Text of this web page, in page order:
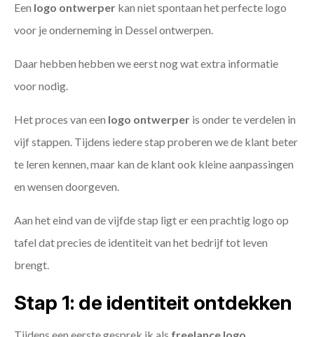
Een logo ontwerper kan niet spontaan het perfecte logo
voor je onderneming in Dessel ontwerpen.
Daar hebben hebben we eerst nog wat extra informatie
voor nodig.
Het proces van een logo ontwerper is onder te verdelen in
vijf stappen. Tijdens iedere stap proberen we de klant beter
te leren kennen, maar kan de klant ook kleine aanpassingen
en wensen doorgeven.
Aan het eind van de vijfde stap ligt er een prachtig logo op
tafel dat precies de identiteit van het bedrijf tot leven
brengt.
Stap 1: de identiteit ontdekken